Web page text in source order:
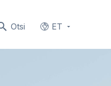
Otsi ET